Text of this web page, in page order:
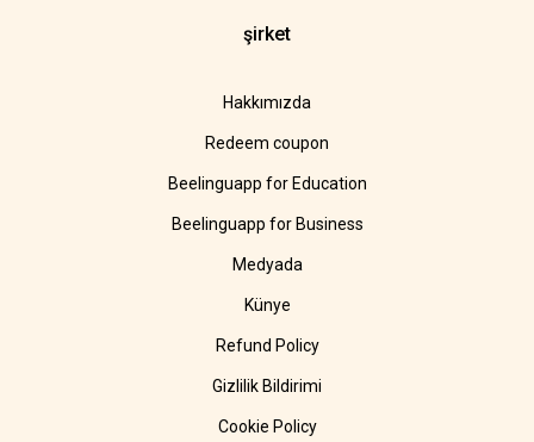
şirket
Hakkımızda
Redeem coupon
Beelinguapp for Education
Beelinguapp for Business
Medyada
Künye
Refund Policy
Gizlilik Bildirimi
Cookie Policy